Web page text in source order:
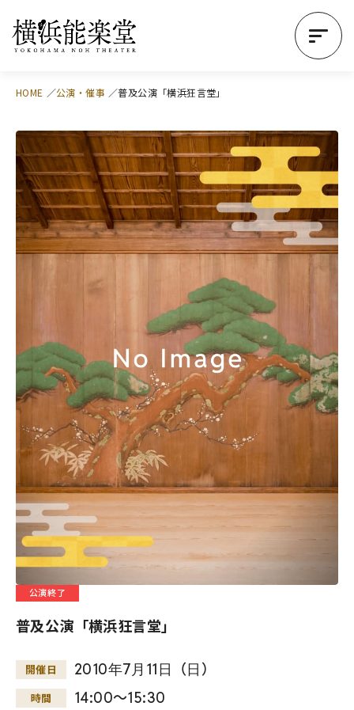
HOME 公演・催事 普及公演「横浜狂言堂」
公演終了
普及公演「横浜狂言堂」
開催日 2010年7月 11日 （日 ）
時間 14:00～15:30